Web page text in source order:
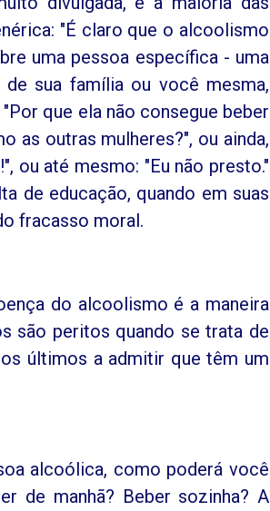
"É claro que o alcoolismo
uma pessoa específica - uma
de sua família ou você mesma,
que ela não consegue beber
as outras mulheres?", ou ainda,
ou até mesmo: "Eu não presto."
de educação, quando em suas
fracasso moral.
do alcoolismo é a maneira
são peritos quando se trata de
últimos a admitir que têm um
alcoólica, como poderá você
de manhã? Beber sozinha? A